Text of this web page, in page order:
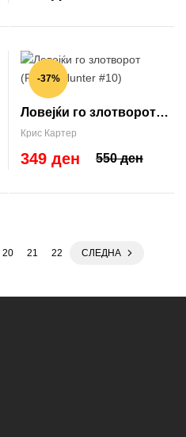
-37%
Ловејќи го злотворот
(Robert Hunter #10)
Крис Картер
550 ден
349 ден
20 21 22 СЛЕДНА